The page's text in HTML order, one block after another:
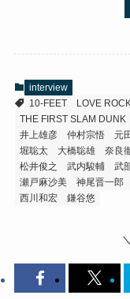
interview
10-FEET
LOVE
THE FIRST SLAM DUNK
井上雄彦
仲村宗悟 元
堀聡太
大橋聡雄 奈良
松井俊之
武内駿輔 武
瀬戸麻沙美
神尾晋一郎
西川和宏
鎌谷悠